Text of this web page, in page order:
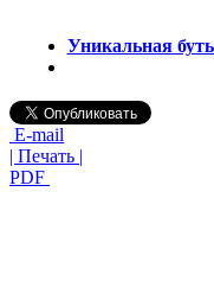
Уникальная
E-mail
| Печать |
PDF